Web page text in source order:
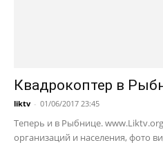
Квадрокоптер в
liktv - 01/06/2017 23:45
Теперь и в Рыбнице.
организаций и населения, фото